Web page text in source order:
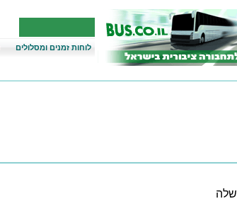
לוחות זמנים ומסלולים